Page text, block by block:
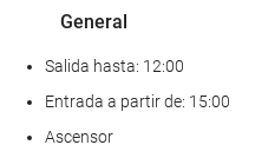
General
Salida hasta: 12:00
Entrada a partir de: 15:00
Ascensor